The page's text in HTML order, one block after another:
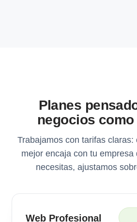
Planes
negocios
Trabajamos con tarifas claras:
mejor encaja con tu empresa
necesitas, ajustamos
Web Profesional